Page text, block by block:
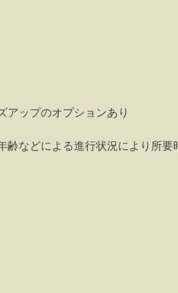
プのオプションあり
などによる進行状況により所要